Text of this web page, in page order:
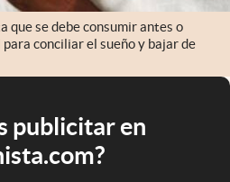
que se debe consumir antes o
para conciliar el sueño y bajar de
publicitar en